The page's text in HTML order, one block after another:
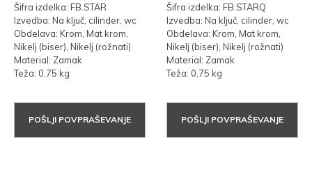
Šifra izdelka: FB.STAR
Izvedba: Na ključ, cilinder, wc
Obdelava: Krom, Mat krom,
Nikelj (biser), Nikelj (rožnati)
Material: Zamak
Teža: 0,75 kg
POŠLJI POVPRAŠEVANJE
Šifra izdelka: FB.STARQ
Izvedba: Na ključ, cilinder, wc
Obdelava: Krom, Mat krom,
Nikelj (biser), Nikelj (rožnati)
Material: Zamak
Teža: 0,75 kg
POŠLJI POVPRAŠEVANJE